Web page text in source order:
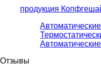
продукция
Отзывы